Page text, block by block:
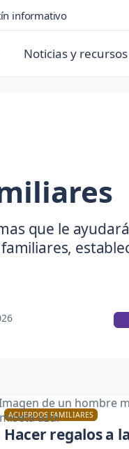
informativo
Noticias y recursos
que le
ACUERDOS FAMILIARES
Hacer regalos a